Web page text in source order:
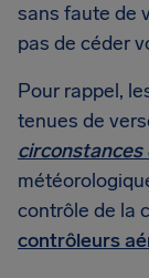
sans faute de
pas de céder
Pour rappel,
tenues de
contrôle de la
contrôleurs